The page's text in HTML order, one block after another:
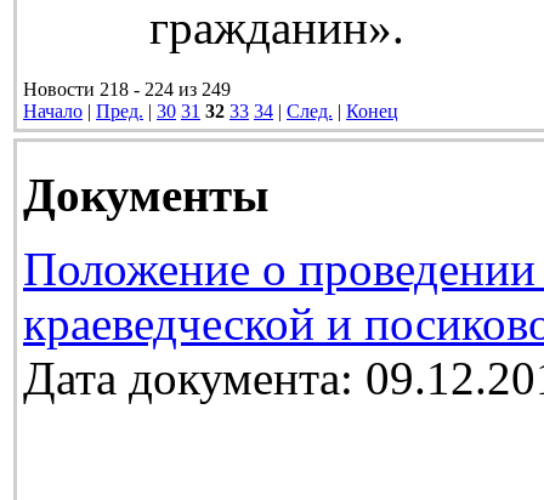
гражданин».
Новости 218 - 224 из 249
Начало | Пред. | 30 31 32 33 34 | След. | Конец
Документы
Положение о проведении
краеведческой и
Дата документа: